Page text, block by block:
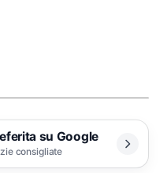
su Google
consigliate